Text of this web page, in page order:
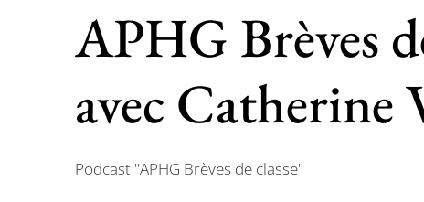
APHG Brèves
avec
Podcast "APHG Brèves de classe"